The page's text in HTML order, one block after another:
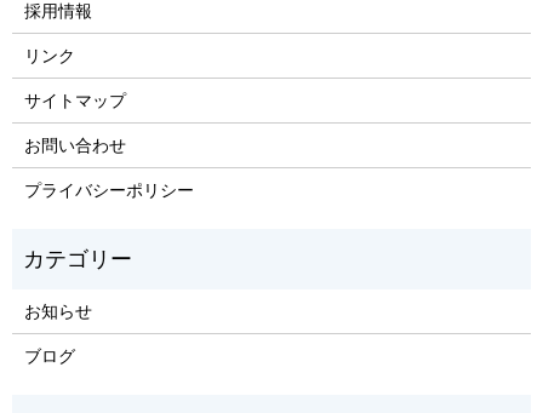
採用情報
リンク
サイトマップ
お問い合わせ
プライバシーポリシー
お知らせ
ブログ